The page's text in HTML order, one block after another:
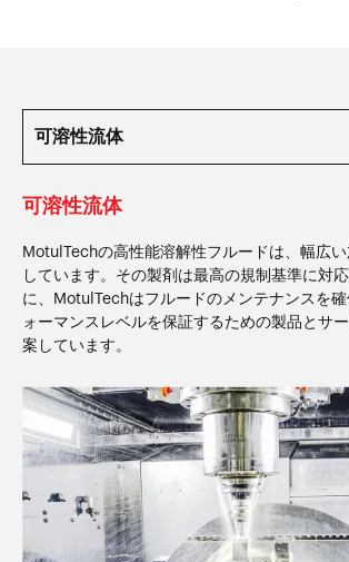
可溶性流体
MotulTechの高性能溶解性フルードは、幅広
しています。その製剤は最高の規制基準に対
に、MotulTechはフルードのメンテナンスを
ォーマンスレベルを保証するための製品とサ
案しています。